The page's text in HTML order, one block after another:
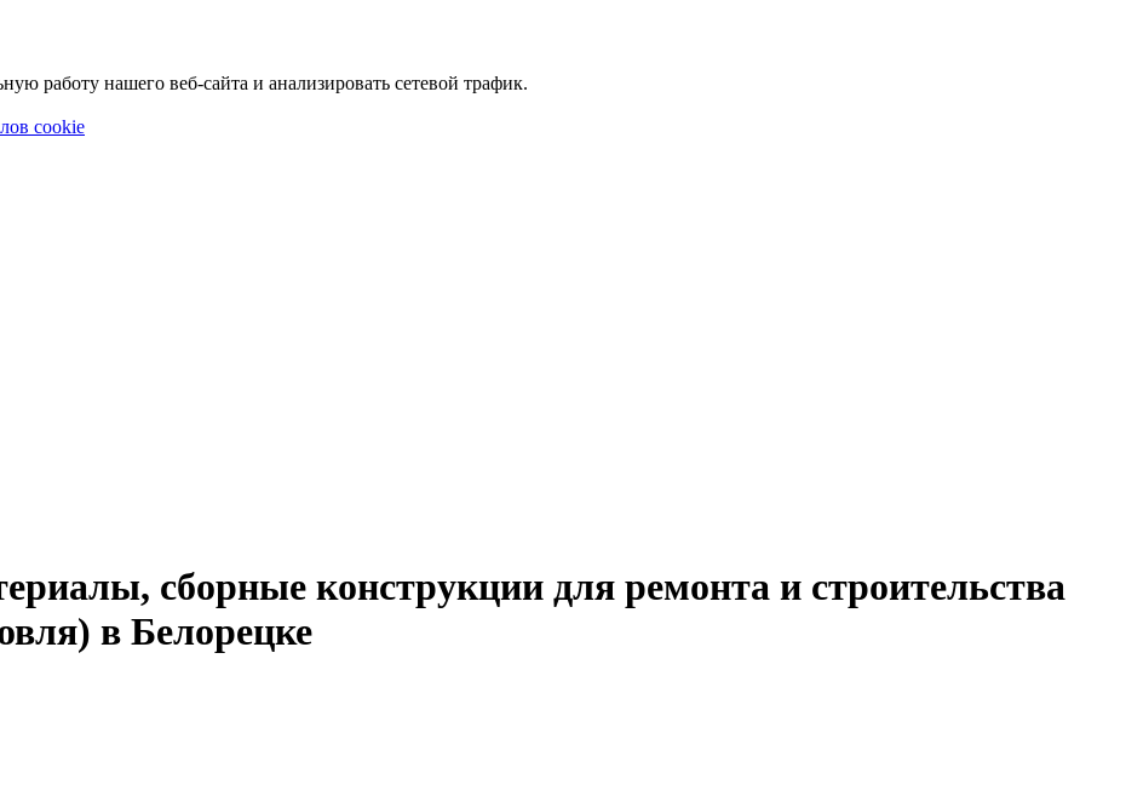
работу нашего веб-сайта и анализировать сетевой трафик.
cookie
сборные конструкции для ремонта и строительства
в Белорецке